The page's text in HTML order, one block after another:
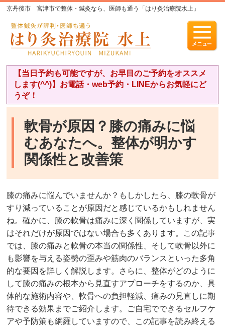
京丹後市 宮津市で整体・鍼灸なら、医師も通う「はり灸治療院水上」
【当日予約も可能ですが、お早目のご予約をオススメ
します(^^)】お電話・web予約・LINEからお気軽にど
うぞ！
軟骨が原因？膝の痛みに悩
むあなたへ。整体が明かす
関係性と改善策
膝の痛みに悩んでいませんか？もしかしたら、膝の軟骨が
すり減っていることが原因だと感じているかもしれません
ね。確かに、膝の軟骨は痛みに深く関係していますが、実
はそれだけが原因ではない場合も多くあります。この記事
では、膝の痛みと軟骨の本当の関係性、そして軟骨以外に
も影響を与える姿勢の歪みや筋肉のバランスといった多角
的な要因を詳しく解説します。さらに、整体がどのように
して膝の痛みの根本から見直すアプローチをするのか、具
体的な施術内容や、軟骨への負担軽減、痛みの見直しに期
待できる効果までご紹介します。ご自宅でできるセルフケ
アや予防策も網羅していますので、この記事を読み終える